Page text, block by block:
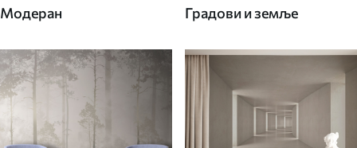
Модеран Градови и земље